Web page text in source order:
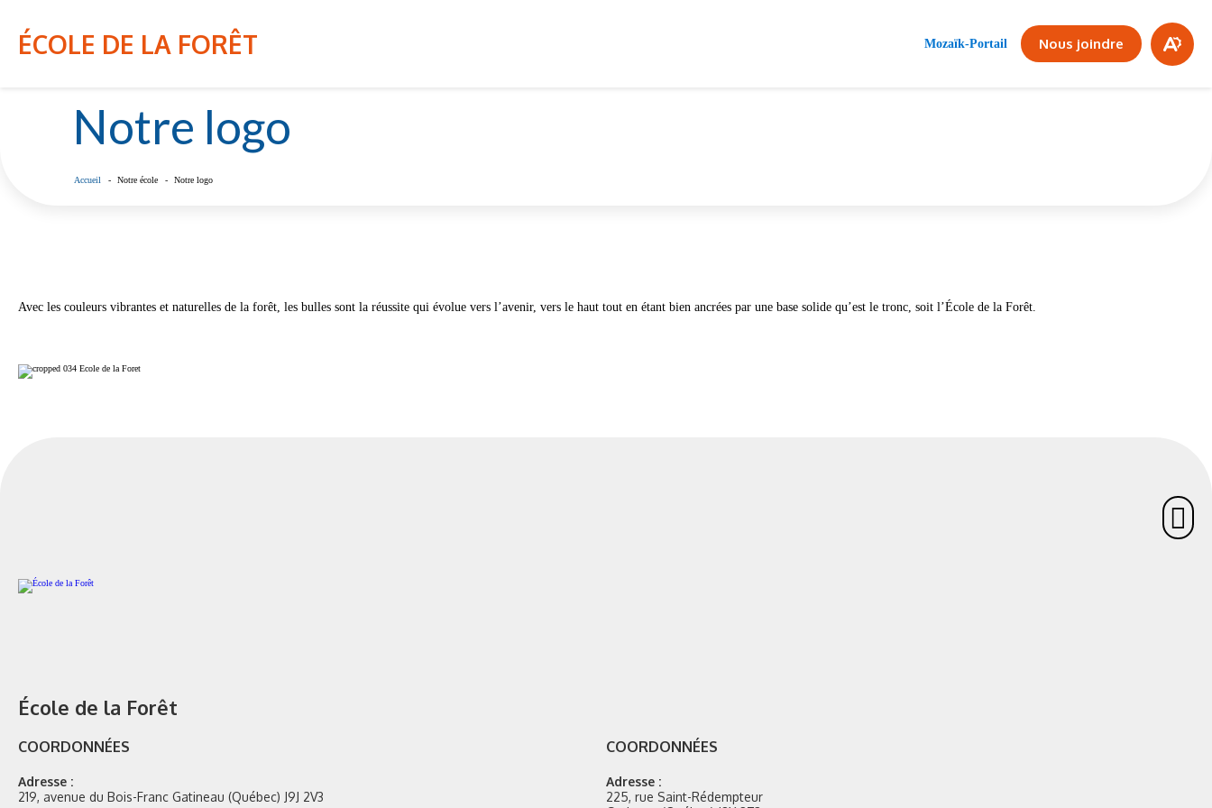
ÉCOLE DE LA FORÊT Mozaïk-Portail Nous joindre
Ouvrir
la la
NOTRE ÉCOLE
Notre logo
Accueil Notre école Notre logo
Avec les couleurs vibrantes et naturelles de la forêt, les bulles sont la réussite qui évolue vers l’avenir, vers le haut tout en étant bien ancrées par une base solide qu’est le tronc, soit l’École de la Forêt.
École de la Forêt
COORDONNÉES
Adresse :
219, avenue du Bois-Franc Gatineau (Québec) J9J 2V3
COORDONNÉES
Adresse :
225, rue Saint-Rédempteur